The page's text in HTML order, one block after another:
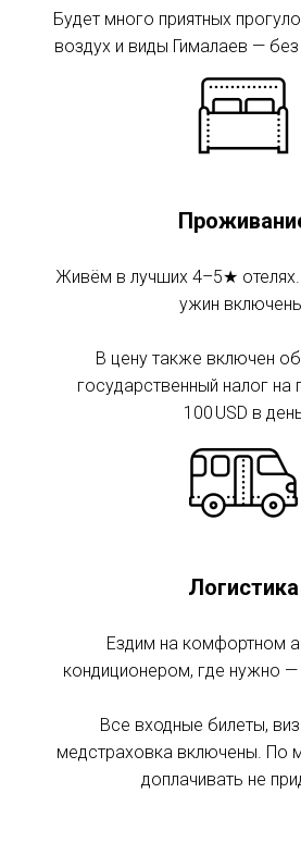
Будет много приятных
воздух и виды Гималаев —
Живём в лучших 4–5★
ужин
В цену также включен
государственный налог
100 USD в
Логистика
Ездим на комфортном
кондиционером, где нужно
Все входные билеты,
медстраховка включены. По
доплачивать не